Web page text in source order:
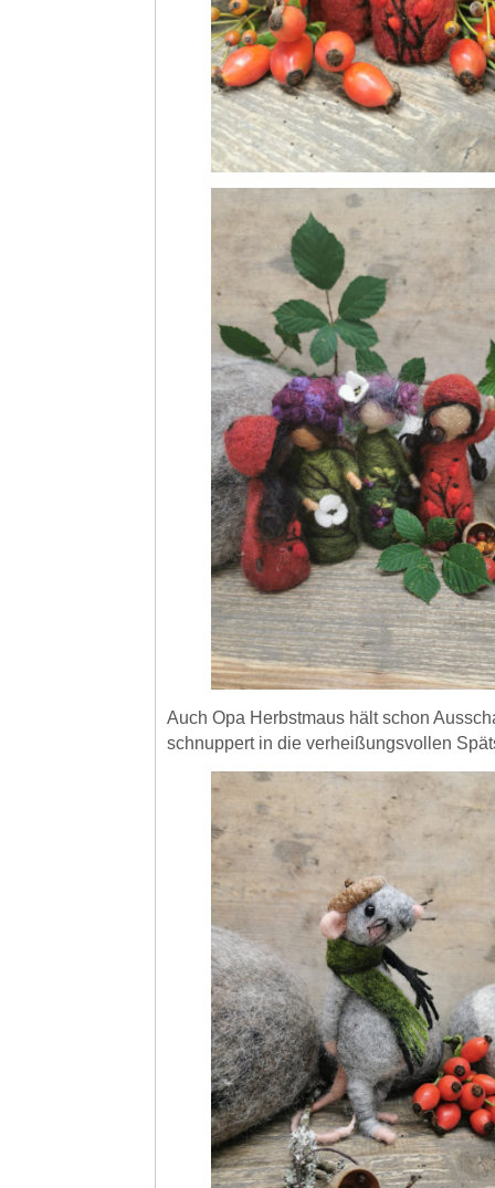
Auch Opa Herbstmaus hält schon
schnuppert in die verheißungsvollen